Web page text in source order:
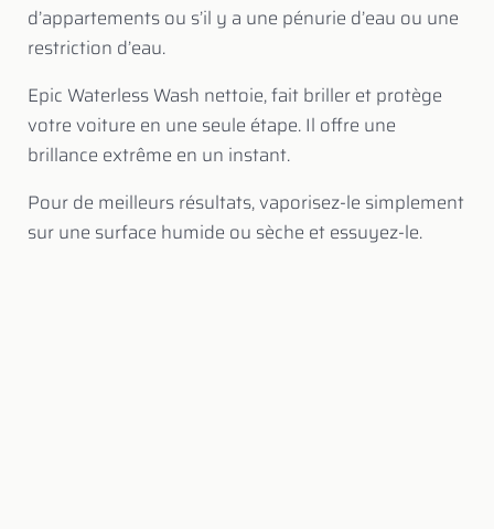
d’appartements ou s’il y a une pénurie d’eau ou une
restriction d’eau.
Epic Waterless Wash nettoie, fait briller et protège
votre voiture en une seule étape. Il offre une
brillance extrême en un instant.
Pour de meilleurs résultats, vaporisez-le simplement
sur une surface humide ou sèche et essuyez-le.